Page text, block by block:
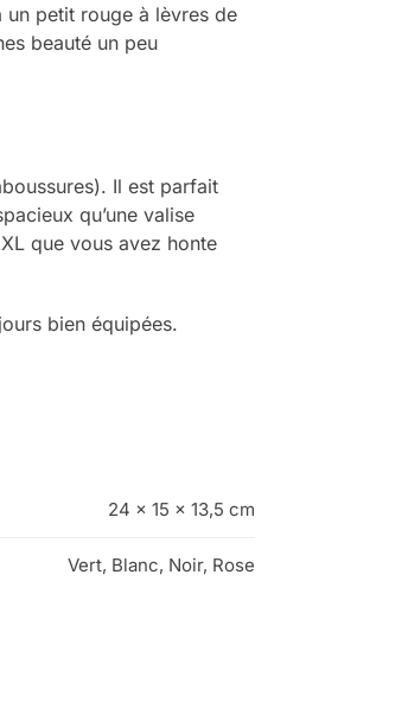
petit rouge à lèvres de
beauté un peu
Il est parfait
qu’une valise
que vous avez honte
bien équipées.
24 × 15 × 13,5 cm
Vert, Blanc, Noir, Rose